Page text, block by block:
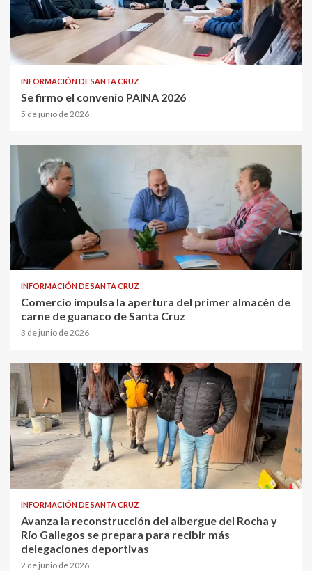
INFORMACIÓN DE SANTA CRUZ
Se firmo el convenio PAINA 2026
5 de junio de 2026
INFORMACIÓN DE SANTA CRUZ
Comercio impulsa la apertura del primer almacén de
carne de guanaco de Santa Cruz
3 de junio de 2026
INFORMACIÓN DE SANTA CRUZ
Avanza la reconstrucción del albergue del Rocha y
Río Gallegos se prepara para recibir más
delegaciones deportivas
2 de junio de 2026